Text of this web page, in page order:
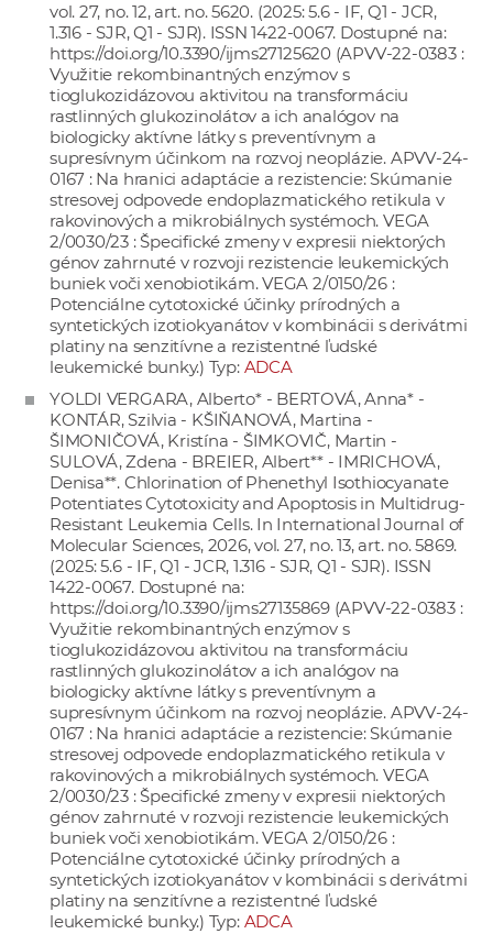
vol. 27, no. 12, art. no. 5620. (2025: 5.6 - IF, Q1 - JCR,
1.316 - SJR, Q1 - SJR). ISSN 1422-0067. Dostupné na:
https://doi.org/10.3390/ijms27125620(APVV-22-0383 :
Využitie rekombinantných enzýmov s
tioglukozidázovou aktivitou na transformáciu
rastlinných glukozinolátov a ich analógov na
biologicky aktívne látky s preventívnym a
supresívnym účinkom na rozvoj neoplázie. APVV-24-
0167 : Na hranici adaptácie a rezistencie: Skúmanie
stresovej odpovede endoplazmatického retikula v
rakovinových a mikrobiálnych systémoch. VEGA
2/0030/23 : Špecifické zmeny v expresii niektorých
génov zahrnuté v rozvoji rezistencie leukemických
buniek voči xenobiotikám. VEGA 2/0150/26 :
Potenciálne cytotoxické účinky prírodných a
syntetických izotiokyanátov v kombinácii s derivátmi
platiny na senzitívne a rezistentné ľudské
leukemické bunky.) Typ: ADCA
YOLDI VERGARA, Alberto* - BERTOVÁ, Anna* -
KONTÁR, Szilvia - KŠIŇANOVÁ, Martina -
ŠIMONIČOVÁ, Kristína - ŠIMKOVIČ, Martin -
SULOVÁ, Zdena - BREIER, Albert** - IMRICHOVÁ,
Denisa**. Chlorination of Phenethyl Isothiocyanate
Potentiates Cytotoxicity and Apoptosis in Multidrug-
Resistant Leukemia Cells. In International Journal of
Molecular Sciences, 2026, vol. 27, no. 13, art. no. 5869.
(2025: 5.6 - IF, Q1 - JCR, 1.316 - SJR, Q1 - SJR). ISSN
1422-0067. Dostupné na:
https://doi.org/10.3390/ijms27135869(APVV-22-0383 :
Využitie rekombinantných enzýmov s
tioglukozidázovou aktivitou na transformáciu
rastlinných glukozinolátov a ich analógov na
biologicky aktívne látky s preventívnym a
supresívnym účinkom na rozvoj neoplázie. APVV-24-
0167 : Na hranici adaptácie a rezistencie: Skúmanie
stresovej odpovede endoplazmatického retikula v
rakovinových a mikrobiálnych systémoch. VEGA
2/0030/23 : Špecifické zmeny v expresii niektorých
génov zahrnuté v rozvoji rezistencie leukemických
buniek voči xenobiotikám. VEGA 2/0150/26 :
Potenciálne cytotoxické účinky prírodných a
syntetických izotiokyanátov v kombinácii s derivátmi
platiny na senzitívne a rezistentné ľudské
leukemické bunky.) Typ: ADCA